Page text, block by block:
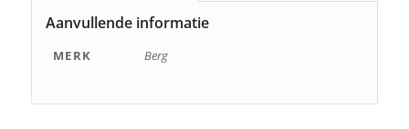
Aanvullende informatie
MERK Berg